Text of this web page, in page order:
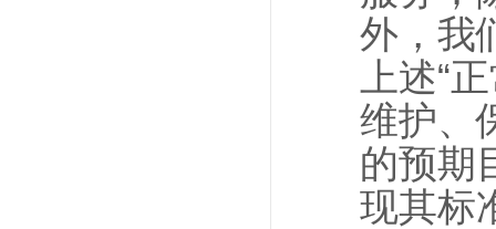
外，我
上述“
维护、
的预期
现其标